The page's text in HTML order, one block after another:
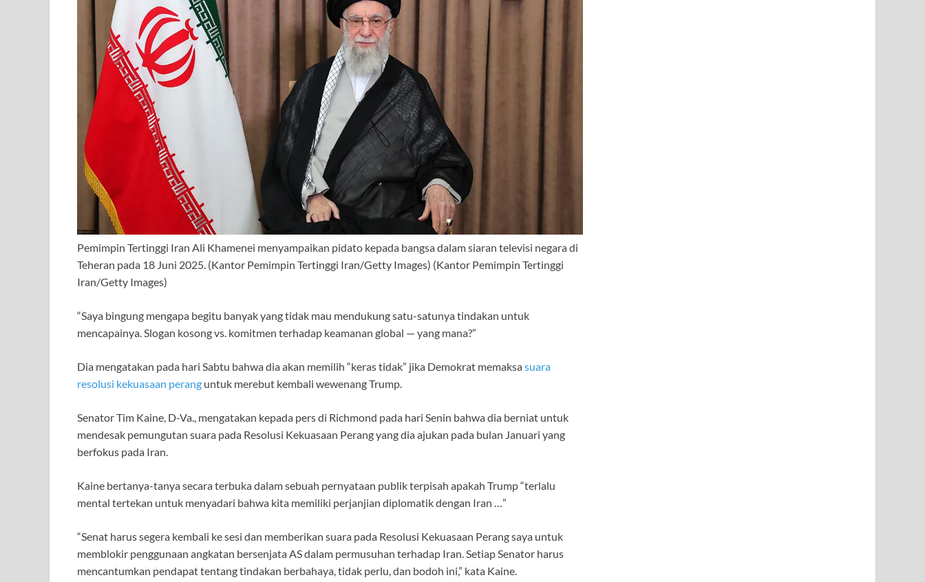
Pemimpin Tertinggi Iran Ali Khamenei menyampaikan pidato kepada bangsa dalam siaran televisi negara di
Teheran pada 18 Juni 2025. (Kantor Pemimpin Tertinggi Iran/Getty Images) (Kantor Pemimpin Tertinggi
Iran/Getty Images)
“Saya bingung mengapa begitu banyak yang tidak mau mendukung satu-satunya tindakan untuk
mencapainya. Slogan kosong vs. komitmen terhadap keamanan global — yang mana?”
Dia mengatakan pada hari Sabtu bahwa dia akan memilih “keras tidak” jika Demokrat memaksasuara
resolusi kekuasaan perang untuk merebut kembali wewenang Trump.
Senator Tim Kaine, D-Va., mengatakan kepada pers di Richmond pada hari Senin bahwa dia berniat untuk
mendesak pemungutan suara pada Resolusi Kekuasaan Perang yang dia ajukan pada bulan Januari yang
berfokus pada Iran.
Kaine bertanya-tanya secara terbuka dalam sebuah pernyataan publik terpisah apakah Trump “terlalu
mental tertekan untuk menyadari bahwa kita memiliki perjanjian diplomatik dengan Iran …”
“Senat harus segera kembali ke sesi dan memberikan suara pada Resolusi Kekuasaan Perang saya untuk
memblokir penggunaan angkatan bersenjata AS dalam permusuhan terhadap Iran. Setiap Senator harus
mencantumkan pendapat tentang tindakan berbahaya, tidak perlu, dan bodoh ini,” kata Kaine.